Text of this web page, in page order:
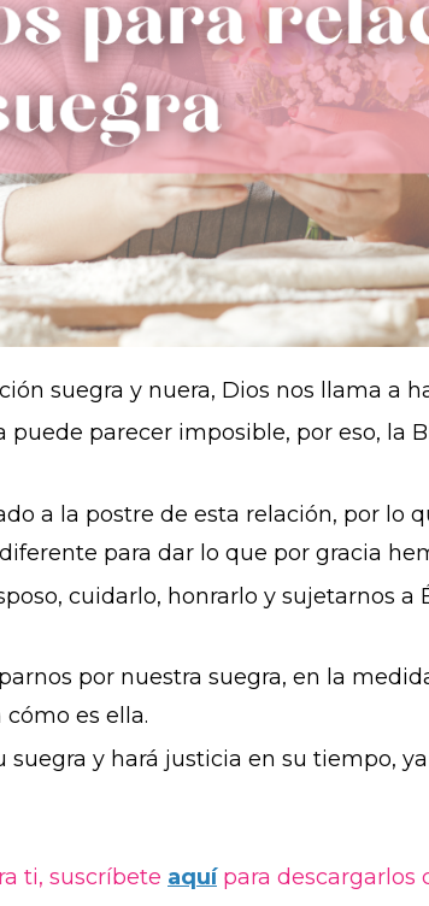
suegra y nuera, Dios nos llama a
puede parecer imposible, por eso,
a la postre de esta relación, por lo
para dar lo que por gracia
cuidarlo, honrarlo y sujetarnos a
por nuestra suegra, en la
es ella.
y hará justicia en su tiempo,
ti, suscríbete aquí para descargarlos